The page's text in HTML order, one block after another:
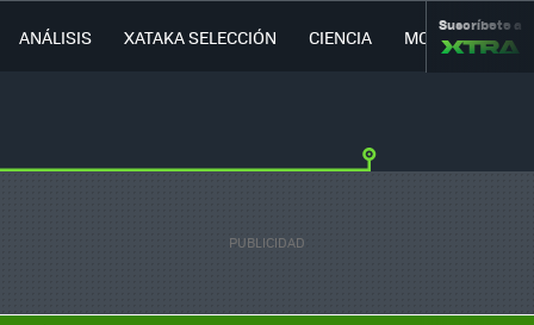
ANÁLISIS XATAKA SELECCIÓN CIENCIA MOVILIDAD
Suscríbete a